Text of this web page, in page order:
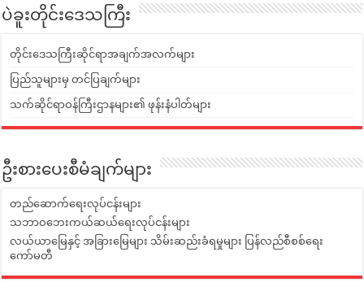
ပဲခူးတိုင်းဒေသကြီး
တိုင်းဒေသကြီးဆိုင်ရာအချက်အလက်များ
ပြည်သူများမှ တင်ပြချက်များ
သက်ဆိုင်ရာဝန်ကြီးဌာနများ၏ ဖုန်းနံပါတ်များ
ဦးစားပေးစီမံချက်များ
တည်ဆောက်ရေးလုပ်ငန်းများ
သဘာဝဘေးကယ်ဆယ်ရေးလုပ်ငန်းများ
လယ်ယာမြေနှင့် အခြားမြေများ သိမ်းဆည်းခံရမှုများ ပြန်လည်စီစစ်ရေး
ကော်မတီ